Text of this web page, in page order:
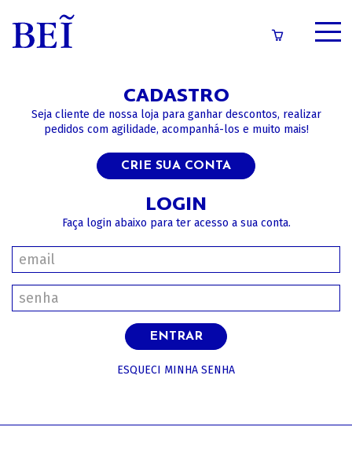
CATÁLOGO
CADASTRO
Seja cliente de nossa loja para ganhar descontos, realizar
pedidos com agilidade, acompanhá-los e muito mais!
CRIE SUA CONTA
LOGIN
Faça login abaixo para ter acesso a sua conta.
ENTRAR
ESQUECI MINHA SENHA